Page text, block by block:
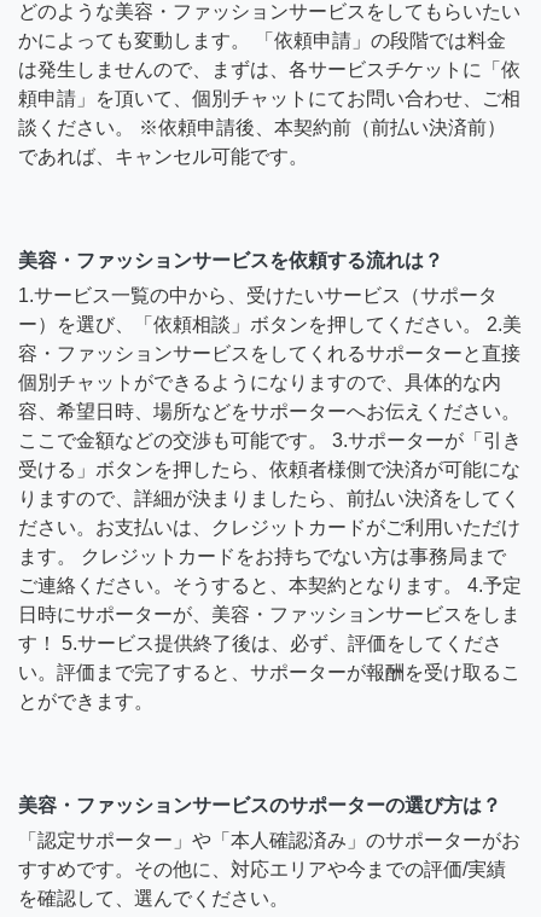
どのような美容・ファッションサービスをしてもらいたい
かによっても変動します。 「依頼申請」の段階では料金
は発生しませんので、まずは、各サービスチケットに「依
頼申請」を頂いて、個別チャットにてお問い合わせ、ご相
談ください。 ※依頼申請後、本契約前（前払い決済前）
であれば、キャンセル可能です。
美容・ファッションサービスを依頼する流れは？
1.サービス一覧の中から、受けたいサービス（サポータ
ー）を選び、「依頼相談」ボタンを押してください。 2.美
容・ファッションサービスをしてくれるサポーターと直接
個別チャットができるようになりますので、具体的な内
容、希望日時、場所などをサポーターへお伝えください。
ここで金額などの交渉も可能です。 3.サポーターが「引き
受ける」ボタンを押したら、依頼者様側で決済が可能にな
りますので、詳細が決まりましたら、前払い決済をしてく
ださい。お支払いは、クレジットカードがご利用いただけ
ます。 クレジットカードをお持ちでない方は事務局まで
ご連絡ください。そうすると、本契約となります。 4.予定
日時にサポーターが、美容・ファッションサービスをしま
す！ 5.サービス提供終了後は、必ず、評価をしてくださ
い。評価まで完了すると、サポーターが報酬を受け取るこ
とができます。
美容・ファッションサービスのサポーターの選び方は？
「認定サポーター」や「本人確認済み」のサポーターがお
すすめです。その他に、対応エリアや今までの評価/実績
を確認して、選んでください。